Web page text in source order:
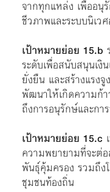
จากทุกแหล่ง เพื่ออนุ
ชีวภาพและระบบนิเว
เป้าหมายย่อย 15.b
ระดับเพื่อสนับสนุนเงิ
ยั่งยืน และสร้างแรง
พัฒนาให้เกิดความก้
ถึงการอนุรักษ์และกา
เป้าหมายย่อย 15.c
ความพยายามที่จะต่
พันธุ์คุ้มครอง รวมถึง
ชุมชนท้องถิ่น